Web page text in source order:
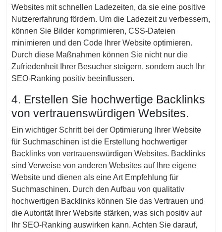
Websites mit schnellen Ladezeiten, da sie eine positive
Nutzererfahrung fördern. Um die Ladezeit zu verbessern,
können Sie Bilder komprimieren, CSS-Dateien
minimieren und den Code Ihrer Website optimieren.
Durch diese Maßnahmen können Sie nicht nur die
Zufriedenheit Ihrer Besucher steigern, sondern auch Ihr
SEO-Ranking positiv beeinflussen.
4. Erstellen Sie hochwertige Backlinks
von vertrauenswürdigen Websites.
Ein wichtiger Schritt bei der Optimierung Ihrer Website
für Suchmaschinen ist die Erstellung hochwertiger
Backlinks von vertrauenswürdigen Websites. Backlinks
sind Verweise von anderen Websites auf Ihre eigene
Website und dienen als eine Art Empfehlung für
Suchmaschinen. Durch den Aufbau von qualitativ
hochwertigen Backlinks können Sie das Vertrauen und
die Autorität Ihrer Website stärken, was sich positiv auf
Ihr SEO-Ranking auswirken kann. Achten Sie darauf,